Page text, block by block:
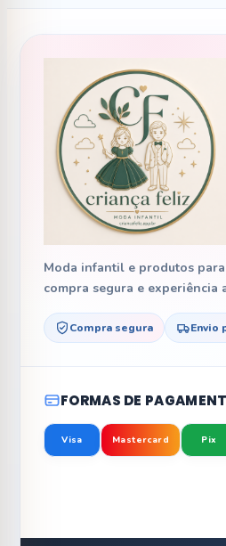
Moda infantil e produtos
compra segura e
Compra segura Envio
FORMAS DE
Visa Mastercard Pix